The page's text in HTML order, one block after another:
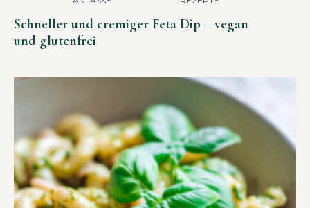
Schneller und cremiger Feta Dip – vegan
und glutenfrei